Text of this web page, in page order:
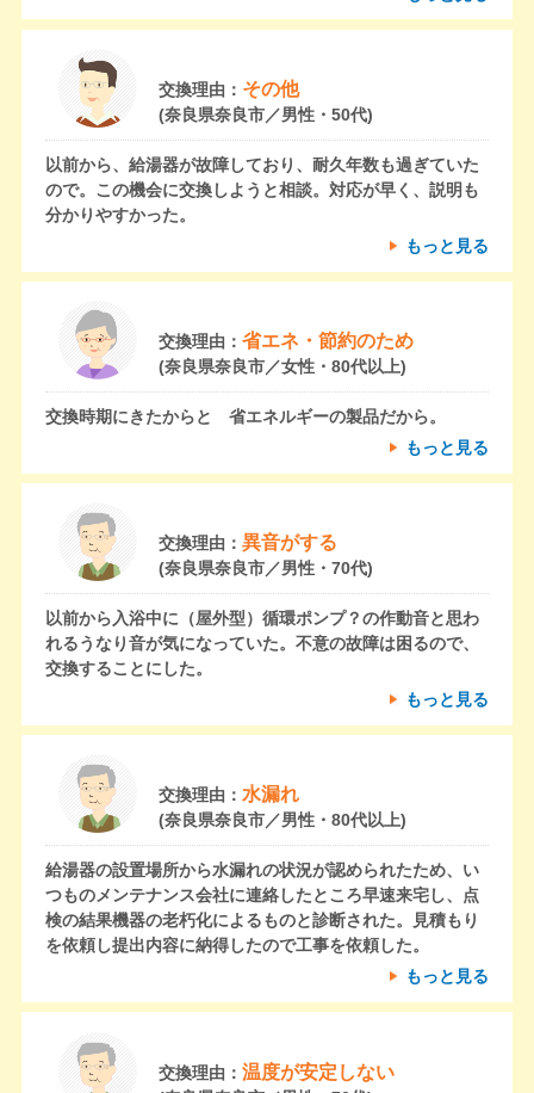
交換理由： その他
(奈良県奈良市／男性・50代)
以前から、給湯器が故障しており、耐久年数も過ぎていた
ので。この機会に交換しようと相談。対応が早く、説明も
分かりやすかった。
もっと見る
交換理由： 省エネ・節約のため
(奈良県奈良市／女性・80代以上)
交換時期にきたからと 省エネルギーの製品だから。
もっと見る
交換理由： 異音がする
(奈良県奈良市／男性・70代)
以前から入浴中に（屋外型）循環ポンプ？の作動音と思わ
れるうなり音が気になっていた。不意の故障は困るので、
交換することにした。
もっと見る
交換理由： 水漏れ
(奈良県奈良市／男性・80代以上)
給湯器の設置場所から水漏れの状況が認められたため、い
つものメンテナンス会社に連絡したところ早速来宅し、点
検の結果機器の老朽化によるものと診断された。見積もり
を依頼し提出内容に納得したので工事を依頼した。
もっと見る
交換理由： 温度が安定しない